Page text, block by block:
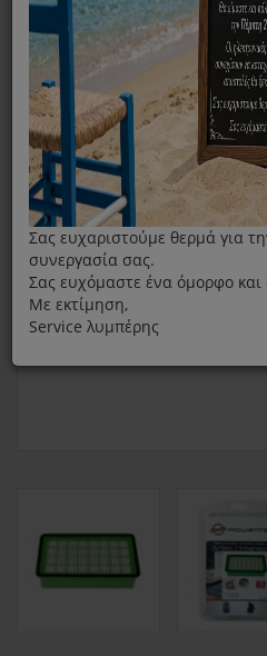
Σας ευχαριστούμε θερμά για
συνεργασία σας.
Σας ευχόμαστε ένα όμορφο και
Με εκτίμηση,
Service λυμπέρης